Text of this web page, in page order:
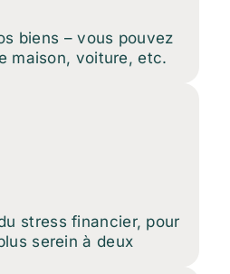
biens – vous pouvez
maison, voiture, etc.
stress financier, pour
serein à deux